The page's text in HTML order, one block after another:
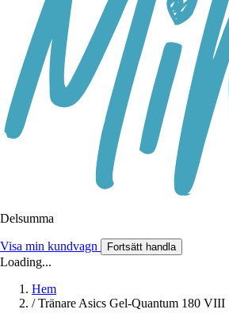
Delsumma
Visa min kundvagn Fortsätt handla
Loading...
Hem
/ Tränare Asics Gel-Quantum 180 VIII